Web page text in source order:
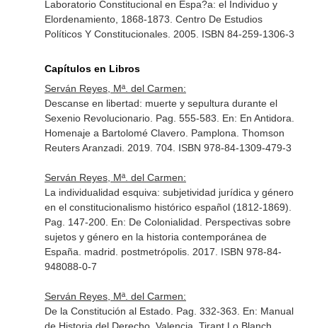
Laboratorio Constitucional en Espa?a: el Individuo y
Elordenamiento, 1868-1873. Centro De Estudios
Políticos Y Constitucionales. 2005. ISBN 84-259-1306-3
Capítulos en Libros
Serván Reyes, Mª. del Carmen:
Descanse en libertad: muerte y sepultura durante el
Sexenio Revolucionario. Pag. 555-583. En: En Antidora.
Homenaje a Bartolomé Clavero. Pamplona. Thomson
Reuters Aranzadi. 2019. 704. ISBN 978-84-1309-479-3
Serván Reyes, Mª. del Carmen:
La individualidad esquiva: subjetividad jurídica y género
en el constitucionalismo histórico español (1812-1869).
Pag. 147-200. En: De Colonialidad. Perspectivas sobre
sujetos y género en la historia contemporánea de
España . madrid. postmetrópolis. 2017. ISBN 978-84-
948088-0-7
Serván Reyes, Mª. del Carmen:
De la Constitución al Estado. Pag. 332-363. En: Manual